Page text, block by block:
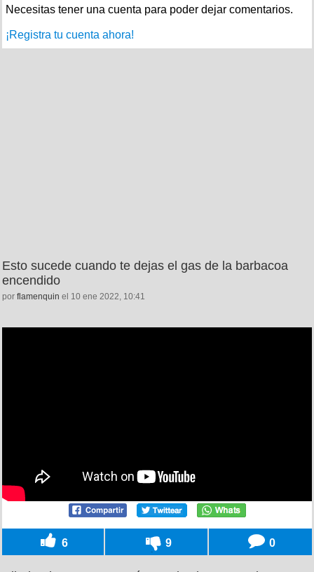
Necesitas tener una cuenta para poder dejar comentarios.
¡Registra tu cuenta ahora!
Esto sucede cuando te dejas el gas de la barbacoa
encendido
por flamenquin el 10 ene 2022, 10:41
6 9 0